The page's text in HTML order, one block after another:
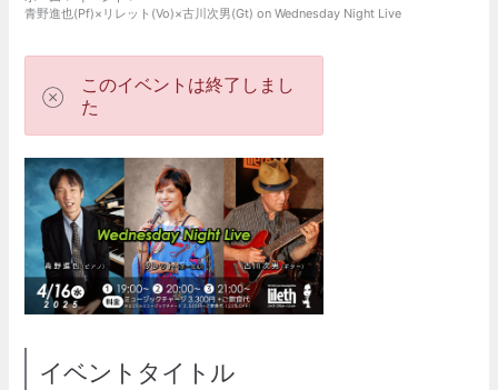
青野進也(Pf)×リレット(Vo)×古川次男(Gt) on Wednesday Night Live
このイベントは終了しまし
た
イベントタイトル